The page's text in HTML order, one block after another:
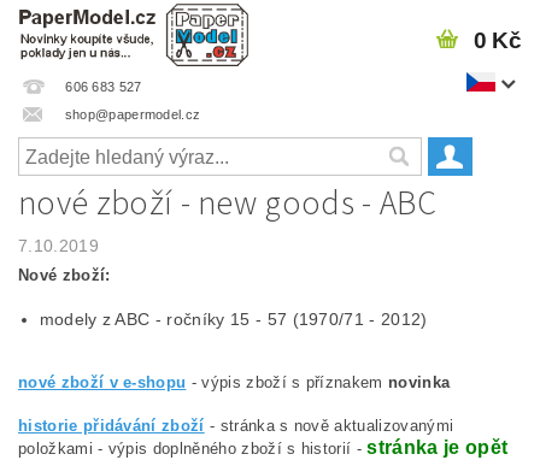
606 683 527
shop@papermodel.cz
0 Kč
nové zboží - new goods - ABC
7.10.2019
Nové zboží:
modely z ABC - ročníky 15 - 57 (1970/71 - 2012)
nové zboží v e-shopu - výpis zboží s příznakem novinka
historie přidávání zboží - stránka s nově aktualizovanými
položkami - výpis doplněného zboží s historií -stránka je opět